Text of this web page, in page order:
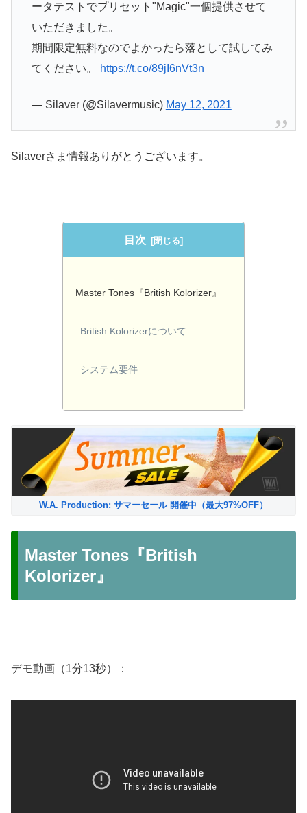
ータテストでプリセット"Magic"一個提供させて
いただきました。
期間限定無料なのでよかったら落として試してみ
てください。
https://t.co/89jI6nVt3n
— Silaver (@Silavermusic) May 12, 2021
Silaverさま情報ありがとうございます。
目次
Master Tones『British Kolorizer』
British Kolorizerについて
システム要件
W.A. Production: サマーセール 開催中（最大97%OFF）
Master Tones『British
Kolorizer』
デモ動画（1分13秒）：